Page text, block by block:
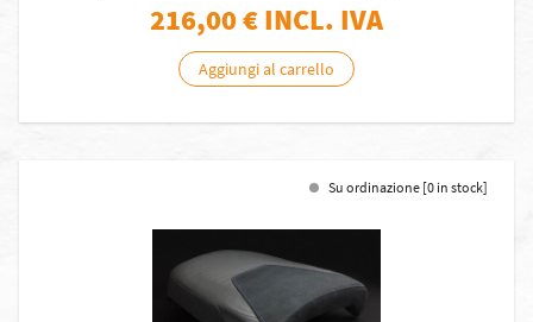
216,00€ INCL. IVA
Aggiungi al carrello
Su ordinazione [0 in stock]